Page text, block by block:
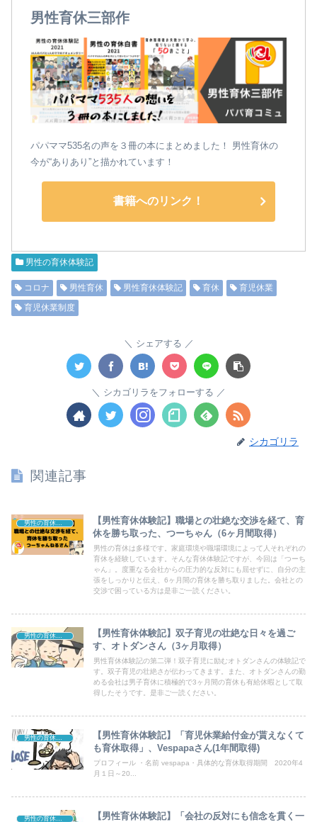
男性育休三部作
パパママ535名の声を３冊の本にまとめました！ 男性育休の
今が“ありあり”と描かれています！
書籍へのリンク！
男性の育休体験記
コロナ 男性育休 男性育休体験記 育休
育児休業
育児休業制度
シェアする
シカゴリラをフォローする
シカゴリラ
関連記事
男性の育休「AtoZ」
【男性育休体験記】職場との壮絶な交渉を経て、育
休を勝ち取った、つーちゃん（6ヶ月間取得）
男性の育休は多様です。家庭環境や職場環境によって人それぞれの
育休を経験しています。そんな育休体験記ですが、今回は「つーち
ゃん」。度重なる会社からの圧力的な反対にも屈せずに、自分の主
張をしっかりと伝え、6ヶ月間の育休を勝ち取りました。会社との
交渉で困っている方は是非ご一読ください。
男性の育休体験記
【男性育休体験記】双子育児の壮絶な日々を過ご
す、オトダンさん（3ヶ月取得）
男性育休体験記の第二弾！双子育児に励むオトダンさんの体験記で
す。双子育児の壮絶さが伝わってきます。また、オトダンさんの勤
める会社は男子育休に積極的で3ヶ月間の育休も有給休暇として取
得したそうです。是非ご一読ください。
【男性育休体験記】「育児休業給付金が貰えなくて
も育休取得」、Vespapaさん(1年間取得)
プロフィール ・名前 vespapa・具体的な育休取得期間 2020年4
月１日～20...
【男性育休体験記】「会社の反対にも信念を貫く一